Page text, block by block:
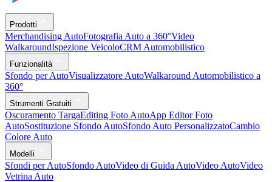
Prodotti
Merchandising AutoFotografia Auto a 360°Video
WalkaroundIspezione VeicoloCRM Automobilistico
Funzionalità
Sfondo per AutoVisualizzatore AutoWalkaround Automobilistico a
360°
Strumenti Gratuiti
Oscuramento TargaEditing Foto AutoApp Editor Foto
AutoSostituzione Sfondo AutoSfondo Auto PersonalizzatoCambio
Colore Auto
Modelli
Sfondi per AutoSfondo AutoVideo di Guida AutoVideo AutoVideo
Vetrina Auto